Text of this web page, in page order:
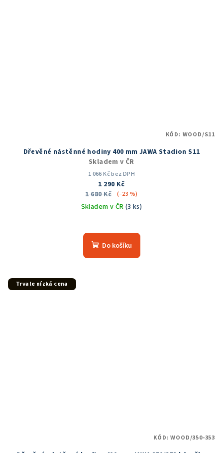
Dřevěné nástěnné hodiny 400 mm JAWA Stadion S11
Skladem v ČR
1 066 Kč bez DPH
1 290 Kč
1 680 Kč
(–23 %)
Skladem v ČR (3 ks)
Do košíku
KÓD: WOOD/S11
Trvale nízká cena
KÓD:WOOD/350-353